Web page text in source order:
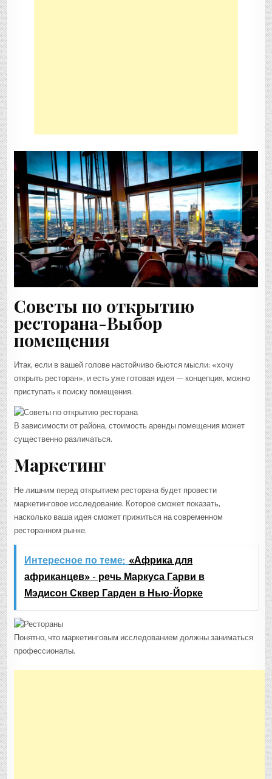
Советы по открытию
ресторана-Выбор
помещения
Итак, если в вашей голове настойчиво бьются мысли: «хочу
открыть ресторан», и есть уже готовая идея — концепция, можно
приступать к поиску помещения.
В зависимости от района, стоимость аренды помещения может
существенно различаться.
Маркетинг
Не лишним перед открытием ресторана будет провести
маркетинговое исследование. Которое сможет показать,
насколько ваша идея сможет прижиться на современном
ресторанном рынке.
Интересное по теме: «Африка для
африканцев» - речь Маркуса Гарви в
Мэдисон Сквер Гарден в Нью-Йорке
Понятно, что маркетинговым исследованием должны заниматься
профессионалы.